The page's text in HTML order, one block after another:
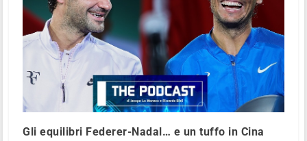
Gli equilibri Federer-Nadal… e un tuffo in Cina